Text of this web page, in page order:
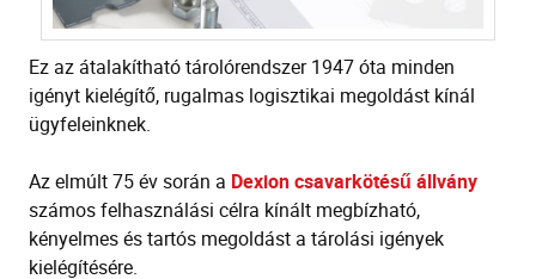
Ez az átalakítható tárolórendszer 1947 óta minden
igényt kielégítő, rugalmas logisztikai megoldást kínál
ügyfeleinknek.
Az elmúlt 75 év során a Dexion csavarkötésű állvány
számos felhasználási célra kínált megbízható,
kényelmes és tartós megoldást a tárolási igények
kielégítésére.